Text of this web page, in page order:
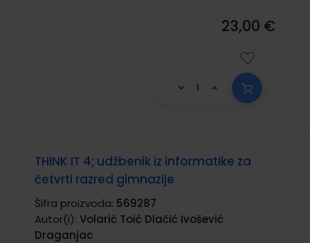
23,00 €
THINK IT 4; udžbenik iz informatike za
četvrti razred gimnazije
Šifra proizvoda: 569287
Autor(i): Volarić Toić Dlačić Ivošević
Draganjac